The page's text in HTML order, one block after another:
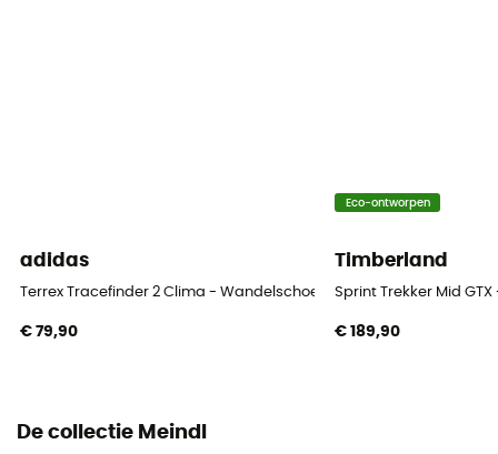
adidas
Terrex Tracefinder 2 Clima - Wandelschoenen - Heren
€ 79,90
Eco-ontworpen
Timberland
Sprint Trekker Mid
€ 189,90
De collectie Meindl